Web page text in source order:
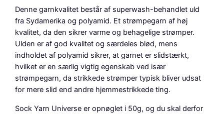
s
e
,
L
i
l
a
P
Denne garnkvalitet består af superwash-behandlet uld
fra Sydamerika og polyamid. Et strømpegarn af høj
kvalitet, da den sikrer varme og behagelige strømper.
Ulden er af god kvalitet og særdeles blød, mens
indholdet af polyamid sikrer, at garnet er slidstærkt,
hvilket er en særlig vigtig egenskab ved især
strømpegarn, da strikkede strømper typisk bliver udsat
for mere slid end andre hjemmestrikkede ting.
Sock Yarn Universe er opnøglet i 50g, og du skal derfor